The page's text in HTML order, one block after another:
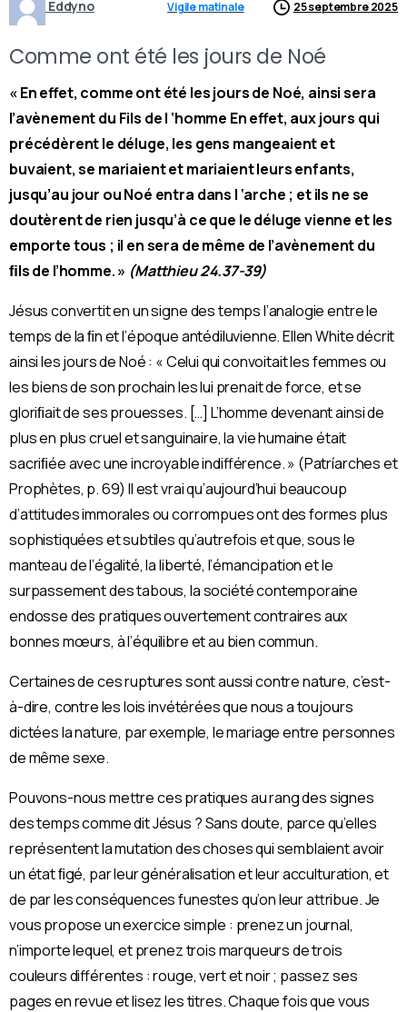
Eddyno Vigile matinale 25 septembre 2025
Comme ont été les jours de Noé
« En effet, comme ont été les jours de Noé, ainsi sera
l’avènement du Fils de l ‘homme En effet, aux jours qui
précédèrent le déluge, les gens mangeaient et
buvaient, se mariaient et mariaient leurs enfants,
jusqu’au jour ou Noé entra dans l ‘arche ; et ils ne se
doutèrent de rien jusqu’à ce que le déluge vienne et les
emporte tous ; il en sera de même de l’avènement du
ﬁls de l’homme. » (Matthieu 24.37-39)
Jésus convertit en un signe des temps l’analogie entre le
temps de la ﬁn et l’époque antédiluvienne. Ellen White décrit
ainsi les jours de Noé : « Celui qui convoitait les femmes ou
les biens de son prochain les lui prenait de force, et se
gloriﬁait de ses prouesses. […] L’homme devenant ainsi de
plus en plus cruel et sanguinaire, la vie humaine était
sacriﬁée avec une incroyable indifférence. » (Patríarches et
Prophètes, p. 69) Il est vrai qu’aujourd’hui beaucoup
d’attitudes immorales ou corrompues ont des formes plus
sophistiquées et subtiles qu’autrefois et que, sous le
manteau de l’égalité, la liberté, l’émancipation et le
surpassement des tabous, la société contemporaine
endosse des pratiques ouvertement contraires aux
bonnes mœurs, à l’équilibre et au bien commun.
Certaines de ces ruptures sont aussi contre nature, c’est-
à-dire, contre les lois invétérées que nous a toujours
dictées la nature, par exemple, le mariage entre personnes
de même sexe.
Pouvons-nous mettre ces pratiques au rang des signes
des temps comme dit Jésus ? Sans doute, parce qu’elles
représentent la mutation des choses qui semblaient avoir
un état ﬁgé, par leur généralisation et leur acculturation, et
de par les conséquences funestes qu’on leur attribue. Je
vous propose un exercice simple : prenez un journal,
n’importe lequel, et prenez trois marqueurs de trois
couleurs différentes : rouge, vert et noir ; passez ses
pages en revue et lisez les titres. Chaque fois que vous